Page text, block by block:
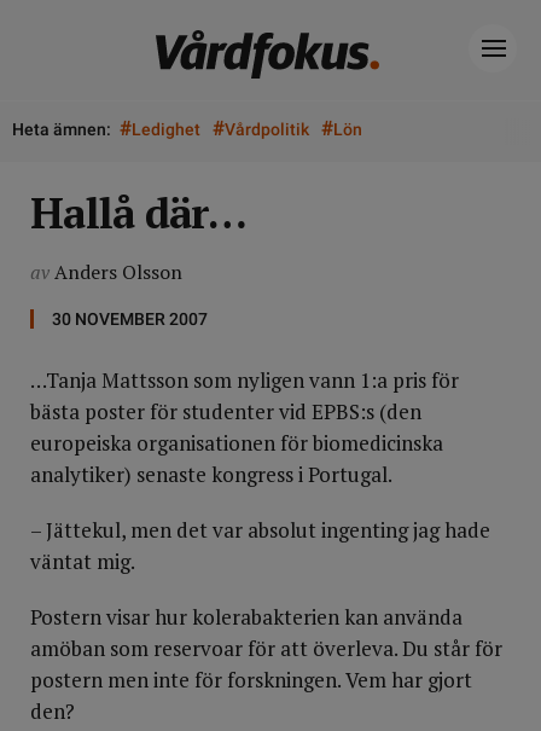
Heta ämnen: #Ledighet #Vårdpolitik #Lön
Hallå där…
avAnders Olsson
30 NOVEMBER 2007
…Tanja Mattsson som nyligen vann 1:a pris för
bästa poster för studenter vid EPBS:s (den
europeiska organisationen för biomedicinska
analytiker) senaste kongress i Portugal.
– Jättekul, men det var absolut ingenting jag hade
väntat mig.
Postern visar hur kolerabakterien kan använda
amöban som reservoar för att överleva. Du står för
postern men inte för forskningen. Vem har gjort
den?